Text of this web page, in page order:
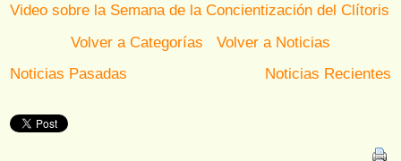
Video sobre la Semana de la Concientización del Clítoris
Volver a Categorías
Volver a Noticias
Noticias Pasadas
Noticias Recientes